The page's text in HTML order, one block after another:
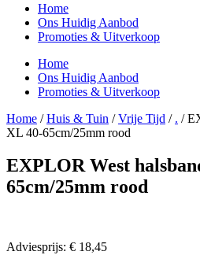
Home
Ons Huidig Aanbod
Promoties & Uitverkoop
Home
Ons Huidig Aanbod
Promoties & Uitverkoop
Home /Huis & Tuin /Vrije Tijd / . /
XL 40-65cm/25mm rood
EXPLOR West
65cm/25mm rood
Adviesprijs: € 18,45